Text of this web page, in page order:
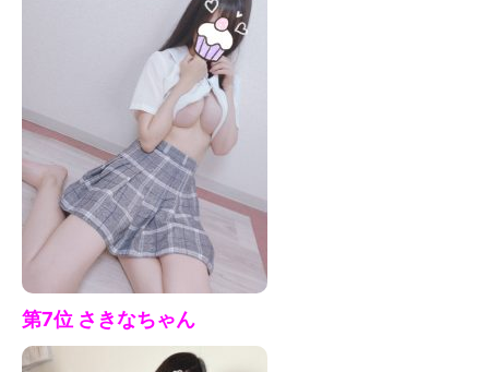
第7位 さきなちゃん